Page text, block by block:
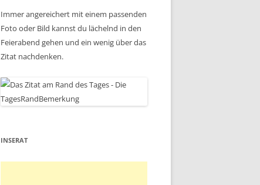
Immer angereichert mit einem passenden
Foto oder Bild kannst du lächelnd in den
Feierabend gehen und ein wenig über das
Zitat nachdenken.
INSERAT